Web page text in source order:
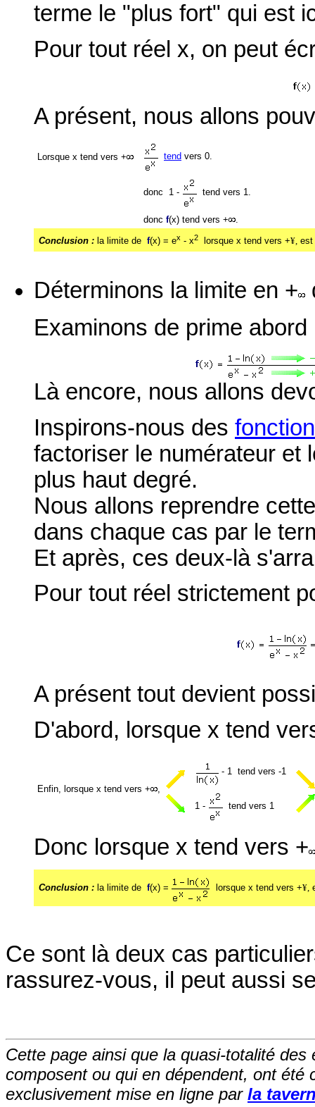
terme le "plus fort" qui est
Pour tout réel x, on peut
A présent, nous allons
Lorsque x tend vers + tend vers 0.
donc 1 - tend vers 1.
donc f(x) tend vers + .
Conclusion : la limite de f(x) = ex - x2 lorsque x tend vers +¥, est
Déterminons la limite en +
Examinons de prime abord
Là encore, nous allons
Inspirons-nous des
factoriser le numérateur et
plus haut degré.
Nous allons reprendre
dans chaque cas par le
Et après, ces deux-là
Pour tout réel strictement
A présent tout devient
D'abord, lorsque x tend
Enfin, lorsque x tend vers + ,
- 1 tend vers -1
1 - tend vers 1
Donc lorsque x tend vers +
Conclusion : la limite de f(x) = lorsque x tend vers +¥,
Ce sont là deux cas
rassurez-vous, il peut aussi
Cette page ainsi que la quasi-totalité
composent ou qui en dépendent, ont
exclusivement mise en ligne par la